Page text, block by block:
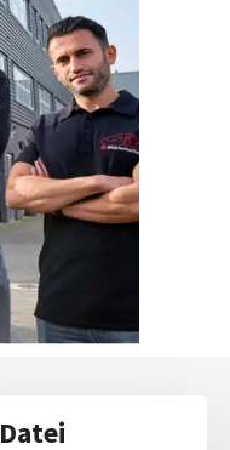
Datei